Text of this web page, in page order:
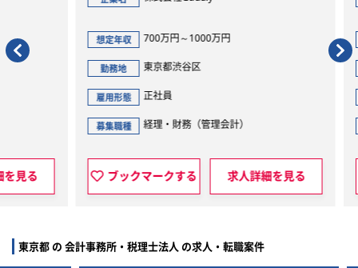
想定年収 700万円～1000万円
勤務地 東京都渋谷区
雇用形態 正社員
募集職種 経理・財務（管理会計）
ブックマークする 求人詳細を見る
想定
東京都 の 会計事務所・税理士法人 の求人・転職案件